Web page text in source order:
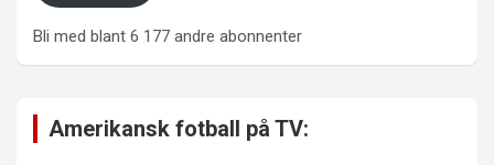
Bli med blant 6 177 andre abonnenter
Amerikansk fotball på TV: